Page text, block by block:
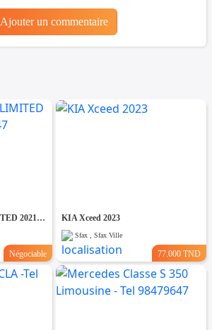
Ajouter un commentaire
JEEP RENEGADE LIMITED 2021 - TEL 98479647
Négociable
KIA Xceed 2023
Sfax , Sfax Ville
77.000 TND